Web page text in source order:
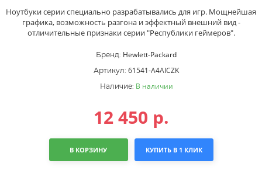
Ноутбуки серии специально разрабатывались для игр. Мощнейшая
графика, возможность разгона и эффектный внешний вид -
отличительные признаки серии "Республики геймеров".
Бренд: Hewlett-Packard
Артикул: 61541-A4AICZK
Наличие: В наличии
12 450 р.
В КОРЗИНУ КУПИТЬ В 1 КЛИК